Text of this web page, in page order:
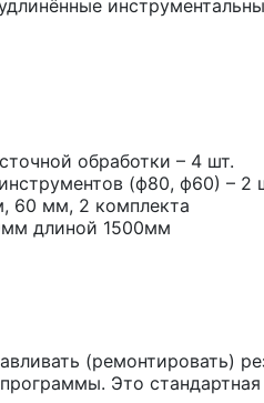
обработки – 4 шт.
(ф80, ф60) – 2
60 мм, 2 комплекта
длиной 1500мм
(ремонтировать)
Это стандартная